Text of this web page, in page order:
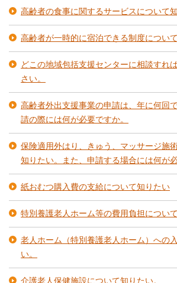
高齢者の食事に関するサービスについて知
高齢者が一時的に宿泊できる制度について
どこの地域包括支援センターに相談すれ
さい。
高齢者外出支援事業の申請は、年に何回
請の際には何が必要ですか。
保険適用外はり、きゅう、マッサージ施
知りたい。また、申請する場合には何が必
紙おむつ購入費の支給について知りたい
特別養護老人ホーム等の費用負担について
老人ホーム（特別養護老人ホーム）への
い。
介護老人保健施設について知りたい。